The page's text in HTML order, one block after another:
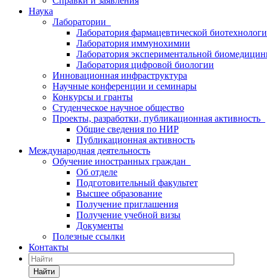
Наука
Лаборатории
Лаборатория фармацевтической
Лаборатория иммунохимии
Лаборатория экспериментальной
Лаборатория цифровой биологии
Инновационная инфраструктура
Научные конференции и семинары
Конкурсы и гранты
Студенческое научное общество
Проекты, разработки, публикационная активность
Общие сведения по НИР
Публикационная активность
Международная деятельность
Обучение иностранных граждан
Об отделе
Подготовительный факультет
Высшее образование
Получение приглашения
Получение учебной визы
Документы
Полезные ссылки
Контакты
Найти